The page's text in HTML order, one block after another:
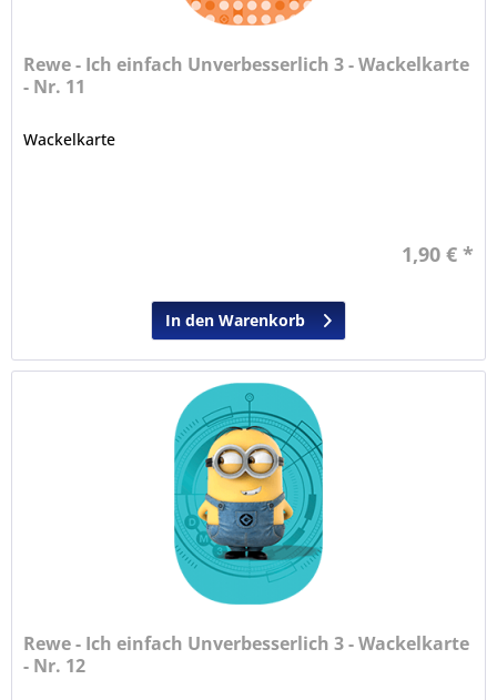
Rewe - Ich einfach Unverbesserlich 3 - Wackelkarte
- Nr. 11
Wackelkarte
1,90 € *
In den Warenkorb
Rewe - Ich einfach Unverbesserlich 3 - Wackelkarte
- Nr. 12